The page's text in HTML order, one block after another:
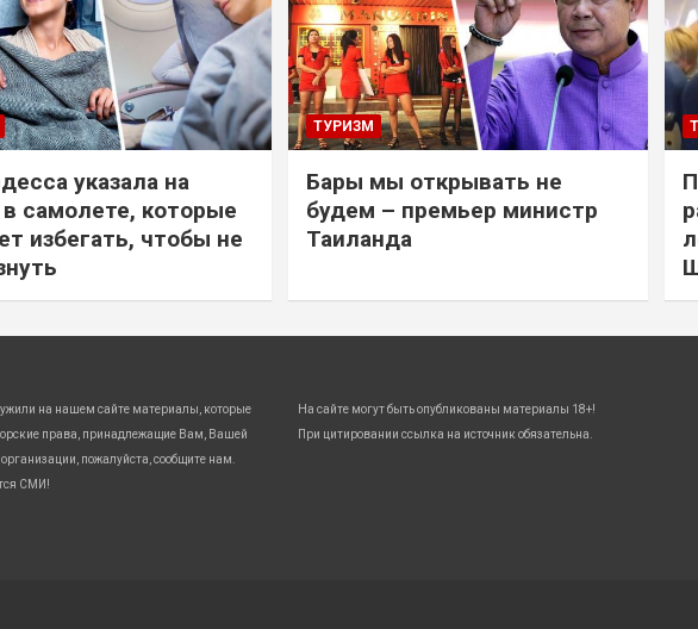
указала на
самолете, которые
избегать, чтобы не
ТУРИЗМ
Бары мы открывать не
будем – премьер министр
Таиланда
на нашем сайте материалы, которые
права, принадлежащие Вам, Вашей
пожалуйста, сообщите нам.
СМИ!
На сайте могут быть опубликованы материалы 18+!
При цитировании ссылка на источник обязательна.